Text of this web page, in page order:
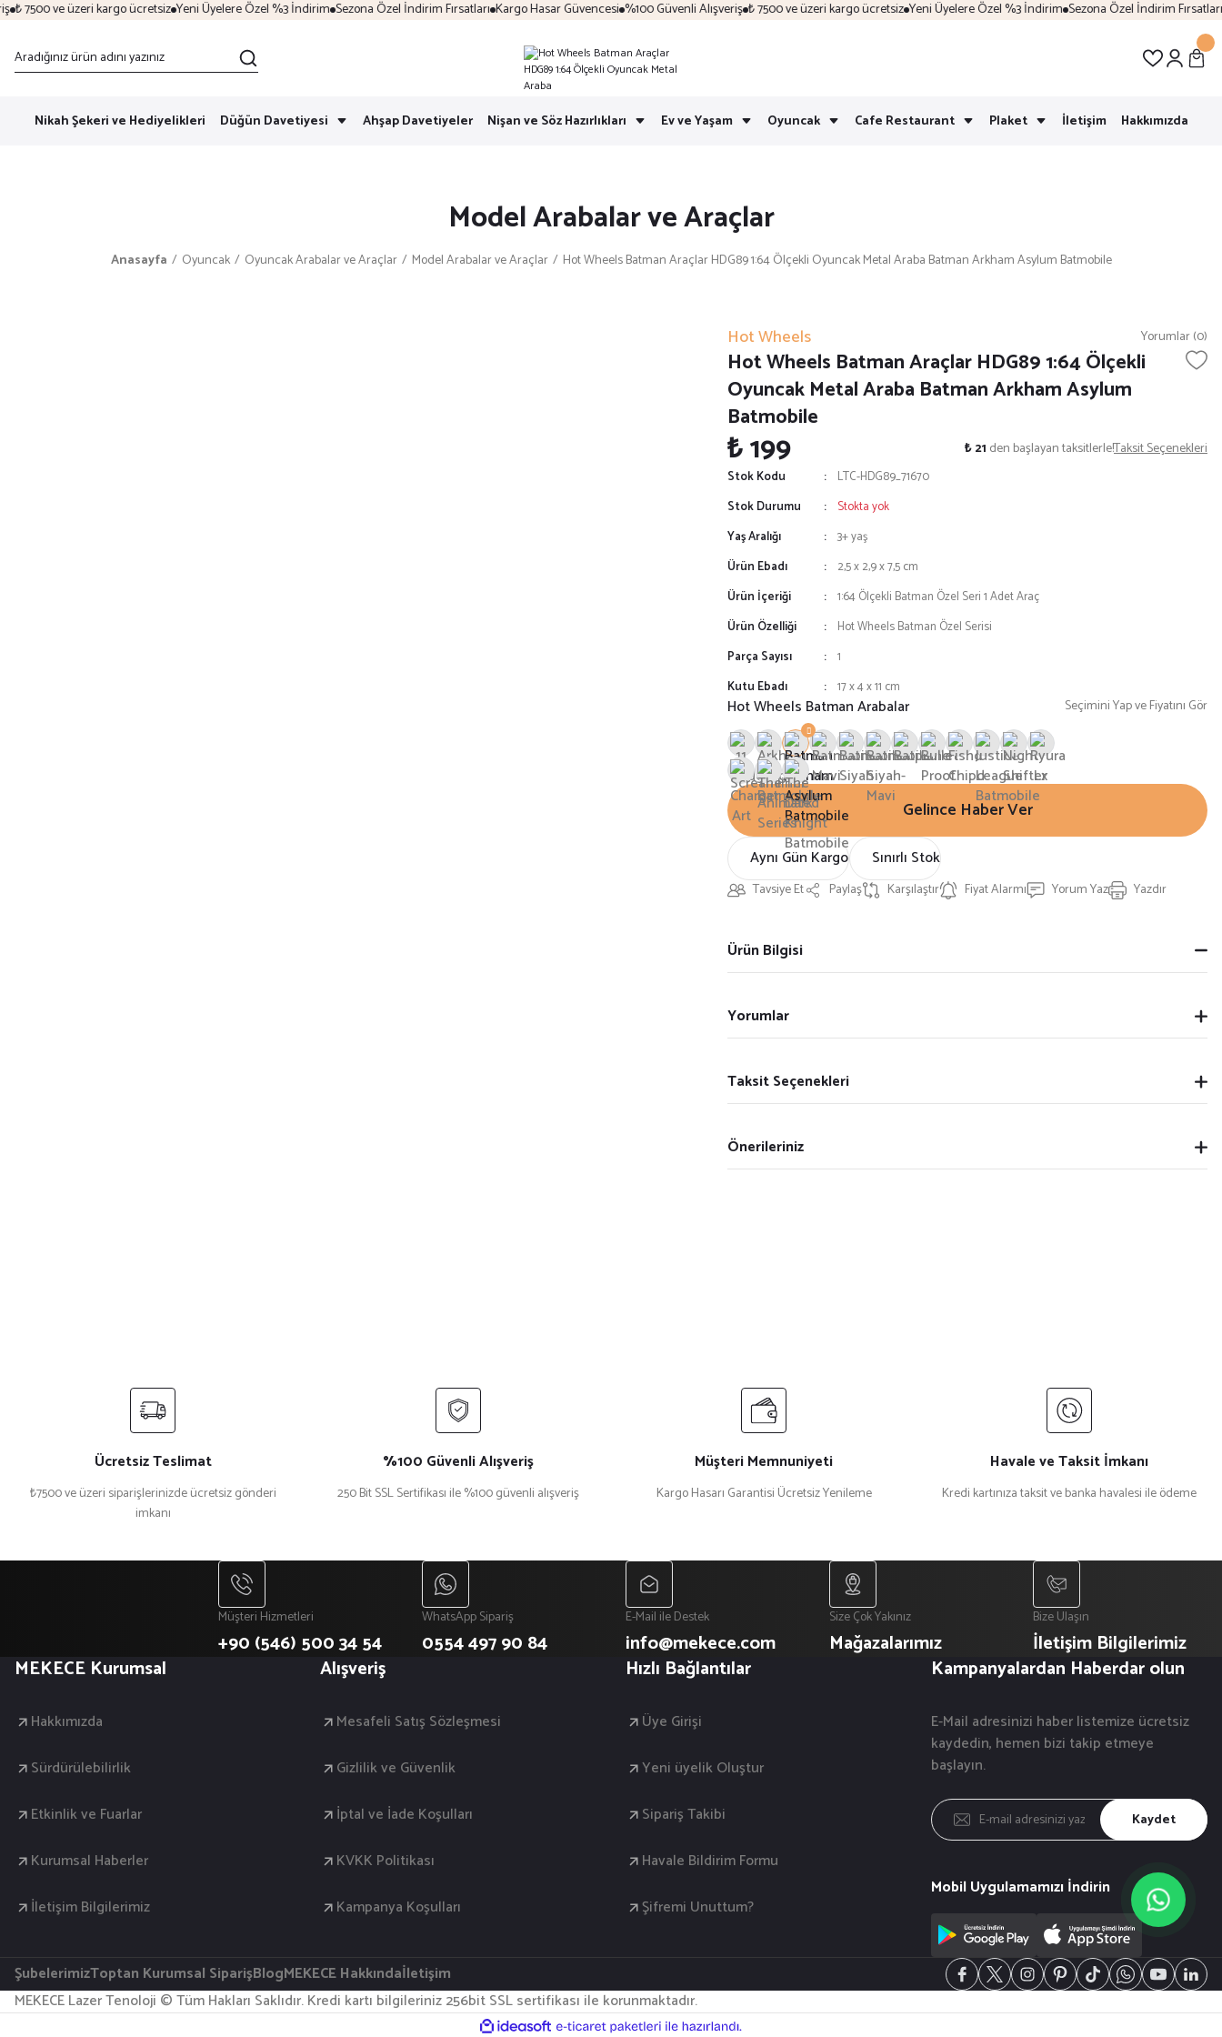
7500 ve üzeri kargo ücretsiz Yeni Üyelere Özel %3 İndirim Sezona Özel İndirim Fırsatları Kargo Hasar Güvencesi %100 Güvenli Alışveriş ₺ 7500 ve üzeri kargo ücretsiz Yeni Üyelere Özel %3 İndirim Sezona Özel İndirim Fırsatları
Nikah Şekeri ve Hediyelikleri Düğün Davetiyesi Ahşap Davetiyeler Nişan ve Söz Hazırlıkları Ev ve Yaşam Oyuncak Cafe Restaurant Plaket İletişim Hakkımızda
Model Arabalar ve Araçlar
Anasayfa Oyuncak Oyuncak Arabalar ve Araçlar Model Arabalar ve Araçlar Hot Wheels Batman Araçlar HDG89 1:64 Ölçekli Oyuncak Metal Araba Batman Arkham Asylum Batmobile
Hot Wheels Yorumlar (0)
Hot Wheels Batman Araçlar HDG89 1:64 Ölçekli
Oyuncak Metal Araba Batman Arkham Asylum
Batmobile
₺ 199 ₺ 21 den başlayan taksitlerle!Taksit Seçenekleri
Stok Kodu
LTC-HDG89_71670
Stok Durumu
Stokta yok
Yaş Aralığı
3+ yaş
Ürün Ebadı
2,5 x 2,9 x 7,5 cm
Ürün İçeriği
1:64 Ölçekli Batman Özel Seri 1 Adet Araç
Ürün Özelliği
Hot Wheels Batman Özel Serisi
Parça Sayısı
1
Kutu Ebadı
17 x 4 x 11 cm
Hot Wheels Batman Arabalar Seçimini Yap ve Fiyatını Gör
Gelince Haber Ver
Aynı Gün Kargo Sınırlı Stok
Tavsiye Et Paylaş Karşılaştır Fiyat Alarmı Yorum Yaz Yazdır
Ürün Bilgisi
Yorumlar
Taksit Seçenekleri
Önerileriniz
Ücretsiz Teslimat
₺7500 ve üzeri siparişlerinizde ücretsiz gönderi
imkanı
%100 Güvenli Alışveriş
250 Bit SSL Sertifikası ile %100 güvenli alışveriş
Müşteri Memnuniyeti
Kargo Hasarı Garantisi Ücretsiz Yenileme
Havale ve Taksit İmkanı
Kredi kartınıza taksit ve banka havalesi ile ödeme
Müşteri Hizmetleri
+90 (546) 500 34 54
WhatsApp Sipariş
0554 497 90 84
E-Mail ile Destek
info@mekece.com
Size Çok Yakınız
Mağazalarımız
Bize Ulaşın
İletişim Bilgilerimiz
MEKECE Kurumsal
Hakkımızda
Sürdürülebilirlik
Etkinlik ve Fuarlar
Kurumsal Haberler
İletişim Bilgilerimiz
Alışveriş
Mesafeli Satış Sözleşmesi
Gizlilik ve Güvenlik
İptal ve İade Koşulları
KVKK Politikası
Kampanya Koşulları
Hızlı Bağlantılar
Üye Girişi
Yeni üyelik Oluştur
Sipariş Takibi
Havale Bildirim Formu
Şifremi Unuttum?
Kampanyalardan Haberdar olun
E-Mail adresinizi haber listemize ücretsiz
kaydedin, hemen bizi takip etmeye
başlayın.
Kaydet
Mobil Uygulamamızı İndirin
ŞubelerimizToptan Kurumsal SiparişBlogMEKECE Hakkındaİletişim
MEKECE Lazer Tenoloji © Tüm Hakları Saklıdır. Kredi kartı bilgileriniz 256bit SSL sertifikası ile korunmaktadır.
ideasoft
e-